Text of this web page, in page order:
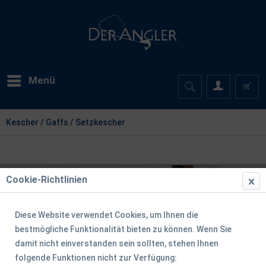
Menü
Kescher / Gaffs / Setzkescher
Cookie-Richtlinien
Diese Website verwendet Cookies, um Ihnen die
bestmögliche Funktionalität bieten zu können. Wenn Sie
damit nicht einverstanden sein sollten, stehen Ihnen
folgende Funktionen nicht zur Verfügung: